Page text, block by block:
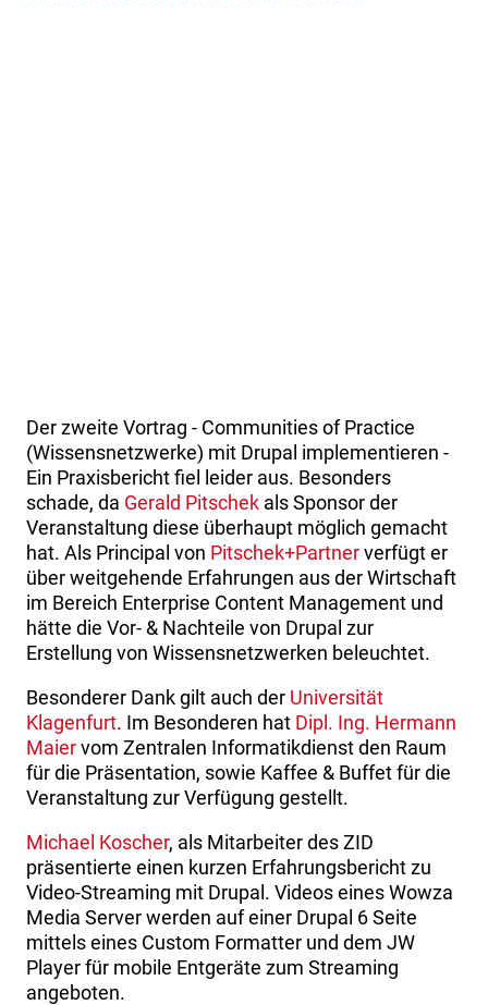
Der zweite Vortrag - Communities of Practice
(Wissensnetzwerke) mit Drupal implementieren -
Ein Praxisbericht fiel leider aus. Besonders
schade, da Gerald Pitschek als Sponsor der
Veranstaltung diese überhaupt möglich gemacht
hat. Als Principal von Pitschek+Partnerverfügt er
über weitgehende Erfahrungen aus der Wirtschaft
im Bereich Enterprise Content Management und
hätte die Vor- & Nachteile von Drupal zur
Erstellung von Wissensnetzwerken beleuchtet.
Besonderer Dank gilt auch der Universität
Klagenfurt. Im Besonderen hat Dipl. Ing. Hermann
Maiervom Zentralen Informatikdienst den Raum
für die Präsentation, sowie Kaffee & Buffet für die
Veranstaltung zur Verfügung gestellt.
Michael Koscher, als Mitarbeiter des ZID
präsentierte einen kurzen Erfahrungsbericht zu
Video-Streaming mit Drupal. Videos eines Wowza
Media Server werden auf einer Drupal 6 Seite
mittels eines Custom Formatter und dem JW
Player für mobile Entgeräte zum Streaming
angeboten.